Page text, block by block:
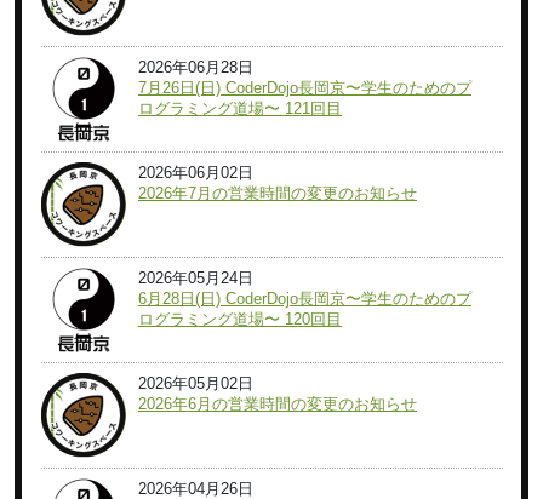
2026年06月28日
7月26日(日) CoderDojo長岡京〜学生のためのプ
ログラミング道場〜 121回目
2026年06月02日
2026年7月の営業時間の変更のお知らせ
2026年05月24日
6月28日(日) CoderDojo長岡京〜学生のためのプ
ログラミング道場〜 120回目
2026年05月02日
2026年6月の営業時間の変更のお知らせ
2026年04月26日